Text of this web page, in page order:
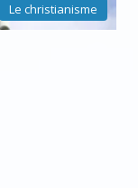
Le christianisme